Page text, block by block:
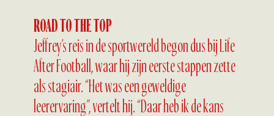
ROAD TO THE TOP
Jeffrey’s reis in de sportwereld begon dus bij Life
After Football, waar hij zijn eerste stappen zette
als stagiair. “Het was een geweldige
leerervaring”, vertelt hij. “Daar heb ik de kans